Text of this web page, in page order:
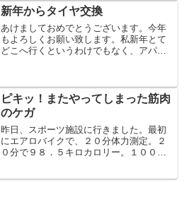
ます。友達と飯を食べながらでも良かっ
たけれど、メニューの値...
新年からタイヤ交換
あけましておめでとうございます。今年
もよろしくお願い致します。私新年とて
どこへ行くというわけでもなく、アパー
の店も正月休みをしており、いますぐ直
るもんでもないことだけわ...
ピキッ！またやってしまった筋肉
のケガ
昨日、スポーツ施設に行きました。最初
にエアロバイクで、２０分体力測定。２
０分で９８．５キロカロリー。１００超